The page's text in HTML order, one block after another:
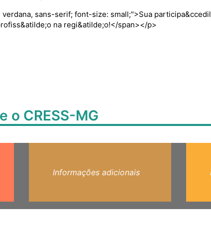
sans-serif; font-size: small;">Sua
na regi&atilde;o!</span></p>
o CRESS-MG
Informações adicionais